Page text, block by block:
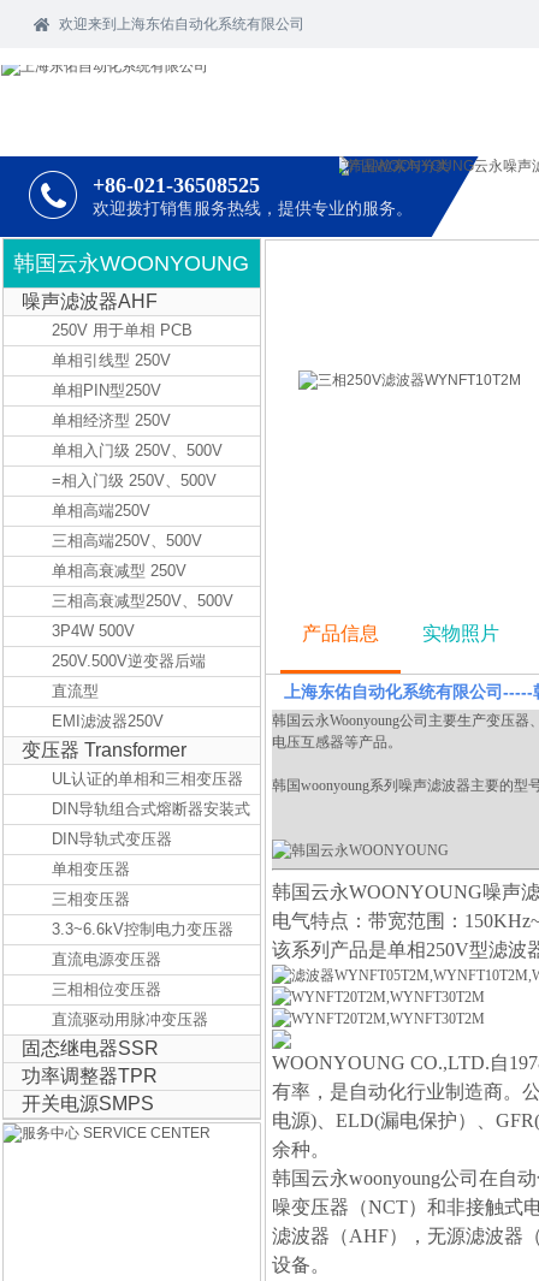
欢迎来到上海东佑自动化系统有限公司
+86-021-36508525
欢迎拨打销售服务热线，提供专业的服务。
韩国云永WOONYOUNG
噪声滤波器AHF
250V 用于单相 PCB
单相引线型 250V
单相PIN型250V
单相经济型 250V
单相入门级 250V、500V
=相入门级 250V、500V
单相高端250V
三相高端250V、500V
单相高衰减型 250V
三相高衰减型250V、500V
3P4W 500V
250V.500V逆变器后端
直流型
EMI滤波器250V
变压器 Transformer
UL认证的单相和三相变压器
DIN导轨组合式熔断器安装式
变压器
DIN导轨式变压器
单相变压器
三相变压器
3.3~6.6kV控制电力变压器
直流电源变压器
三相相位变压器
直流驱动用脉冲变压器
固态继电器SSR
功率调整器TPR
开关电源SMPS
产品信息 实物照片
上海东佑自动化系统有限公司
韩国云永Woonyoung公司主要生产变压
电压互感器等产品。
韩国woonyoung系列噪声滤波器主要的型
韩国云永WOONYOUNG噪声
电气特点：带宽范围：
该系列产品是单相250V型滤波
WOONYOUNG CO.,LTD.自
有率，是自动化行业制造商。
电源)、ELD(漏电保护）、
余种。
韩国云永woonyoung公司在自
噪变压器（NCT）和非接触式
滤波器（AHF），无源滤波器
设备。